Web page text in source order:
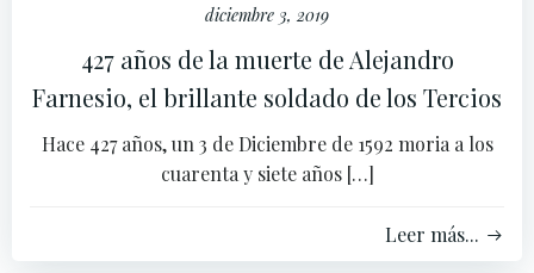
diciembre 3, 2019
427 años de la muerte de Alejandro
Farnesio, el brillante soldado de los Tercios
Hace 427 años, un 3 de Diciembre de 1592 moria a los
cuarenta y siete años […]
Leer más...